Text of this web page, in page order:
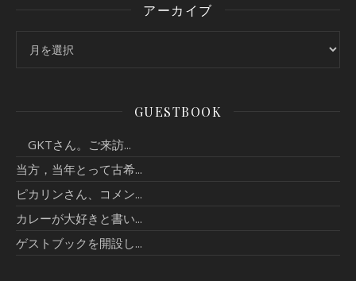
アーカイブ
GUESTBOOK
GKTさん。ご来訪...
当方，当年とって古希...
ピカリンさん、コメン...
カレーが大好きと書い...
ゲストブックを開設し...